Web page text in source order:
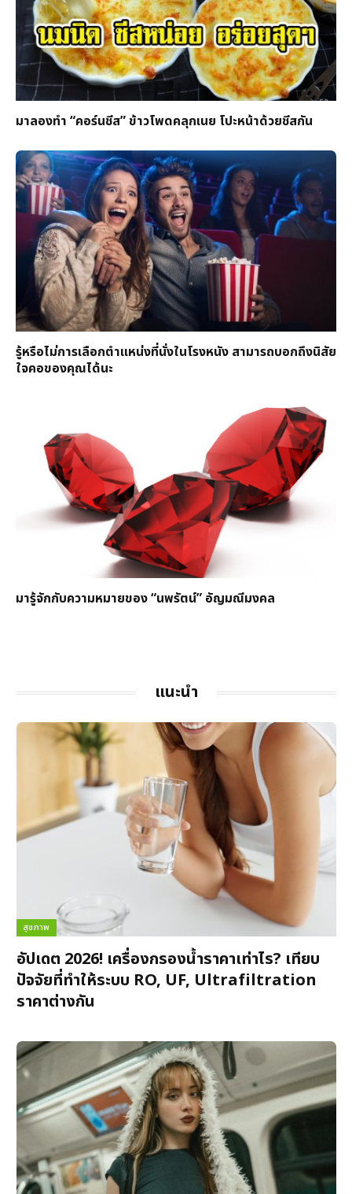
มาลองทำ “คอร์นชีส” ข้าวโพดคลุกเนย โปะหน้าด้วยชีสกัน
รู้หรือไม่การเลือกตำแหน่งที่นั่งในโรงหนัง สามารถบอกถึงนิสัย
ใจคอของคุณได้นะ
มารู้จักกับความหมายของ “นพรัตน์” อัญมณีมงคล
แนะนำ
สุขภาพ
อัปเดต 2026! เครื่องกรองน้ำราคาเท่าไร? เทียบ
ปัจจัยที่ทำให้ระบบ RO, UF, Ultrafiltration
ราคาต่างกัน